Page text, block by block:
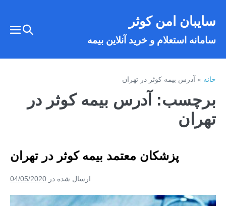
سایبان امن کوثر
سامانه استعلام و خرید آنلاین بیمه
تغییر
خانه»آدرس بیمه کوثر در تهران
برچسب: آدرس بیمه کوثر در
تهران
پزشکان معتمد بیمه کوثر در تهران
ارسال شده در 04/05/2020
پزشکان